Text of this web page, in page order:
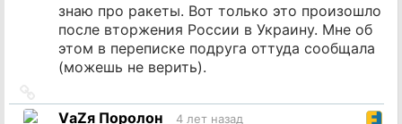
знаю про ракеты. Вот только это произошло
после вторжения России в Украину. Мне об
этом в переписке подруга оттуда сообщала
(можешь не верить).
на
VаZя Поролон 4 лет назад